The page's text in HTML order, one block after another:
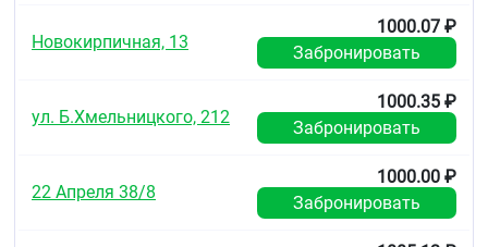
Новокирпичная, 13
1000.07 ₽
Забронировать
ул. Б.Хмельницкого, 212
1000.35 ₽
Забронировать
22 Апреля 38/8
1000.00 ₽
Забронировать